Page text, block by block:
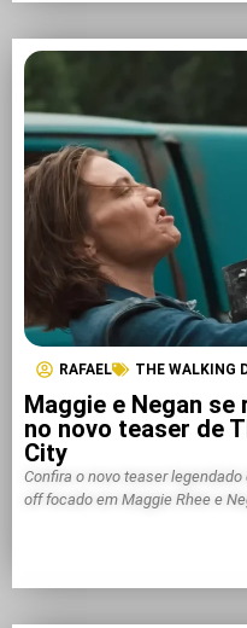
RAFAEL THE WALKING
Maggie e Negan
no novo teaser de
City
Confira o novo teaser legendado
off focado em Maggie Rhee e